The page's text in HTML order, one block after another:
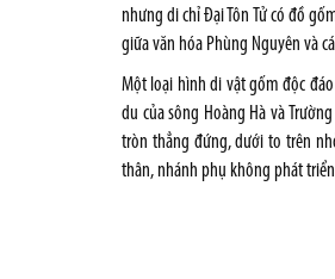
nhưng di chỉ Đại Tôn Tử có đồ
giữa văn hóa Phùng Nguyên và
Một loại hình di vật gốm độc
du của sông Hoàng Hà và
tròn thẳng đứng, dưới to trên
thân, nhánh phụ không phát